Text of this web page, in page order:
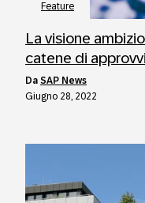
Feature
La visione
catene di
da SAP News
Giugno 28, 2022